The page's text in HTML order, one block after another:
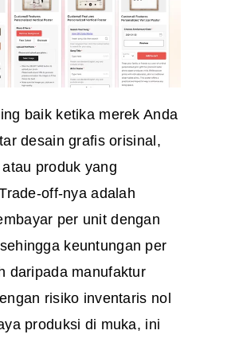
baik ketika merek Anda
desain grafis orisinal,
produk yang
off-nya adalah
per unit dengan
keuntungan per
daripada manufaktur
risiko inventaris nol
produksi di muka, ini